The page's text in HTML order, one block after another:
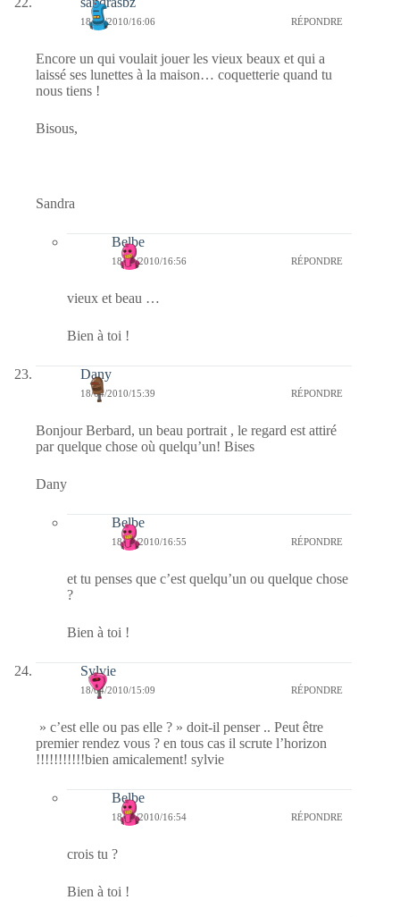
18/04/2010/16:06 RÉPONDRE
Encore un qui voulait jouer les vieux beaux et qui a
laissé ses lunettes à la maison… coquetterie quand tu
nous tiens !
Bisous,
Sandra
Belbe
18/04/2010/16:56 RÉPONDRE
vieux et beau …
Bien à toi !
Dany
18/04/2010/15:39 RÉPONDRE
Bonjour Berbard, un beau portrait , le regard est attiré
par quelque chose où quelqu’un! Bises
Dany
Belbe
18/04/2010/16:55 RÉPONDRE
et tu penses que c’est quelqu’un ou quelque chose
?
Bien à toi !
Sylvie
18/04/2010/15:09 RÉPONDRE
» c’est elle ou pas elle ? » doit-il penser .. Peut être
premier rendez vous ? en tous cas il scrute l’horizon
!!!!!!!!!!!bien amicalement! sylvie
Belbe
18/04/2010/16:54 RÉPONDRE
crois tu ?
Bien à toi !